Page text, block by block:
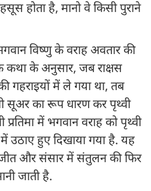
होता है, मानो वे किसी पुराने
विष्णु के वराह अवतार की
कथा के अनुसार, जब राक्षस
गहराइयों में ले गया था, तब
सूअर का रूप धारण कर पृथ्वी
प्रतिमा में भगवान वराह को पृथ्वी
उठाए हुए दिखाया गया है. यह
जीत और संसार में संतुलन की फिर
जाती है.